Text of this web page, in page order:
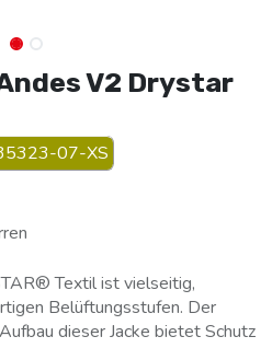
V2 Drystar
07-XS
Textil ist vielseitig,
Belüftungsstufen. Der
dieser Jacke bietet Schutz